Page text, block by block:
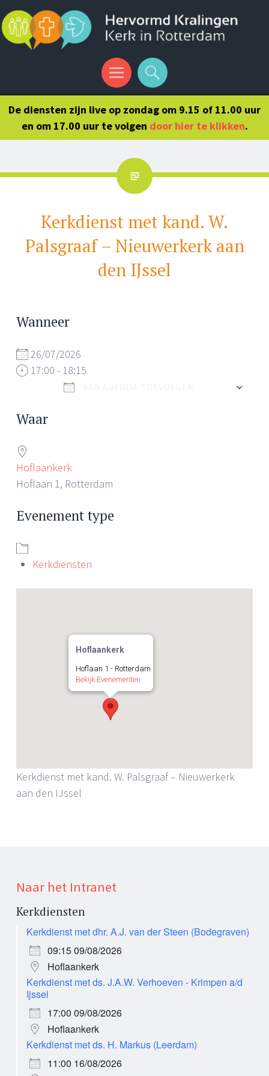
Menu
Search
De diensten zijn live op zondag om 9.15 of 11.00 uur
en om 17.00 uur te volgen door hier te klikken.
Kerkdienst met kand. W.
Palsgraaf – Nieuwerkerk aan
den IJssel
Wanneer
26/07/2026
17:00 - 18:15
Waar
Hoflaankerk
Hoflaan 1, Rotterdam
Evenement type
Kerkdiensten
Hoflaankerk
Hoflaan 1 - Rotterdam
Bekijk Evenementen
Kerkdienst met kand. W. Palsgraaf – Nieuwerkerk
aan den IJssel
Naar het Intranet
Kerkdiensten
Kerkdienst met dhr. A.J. van der Steen (Bodegraven)
09:15 09/08/2026
Hoflaankerk
Kerkdienst met ds. J.A.W. Verhoeven - Krimpen a/d
Ijssel
17:00 09/08/2026
Hoflaankerk
Kerkdienst met ds. H. Markus (Leerdam)
11:00 16/08/2026